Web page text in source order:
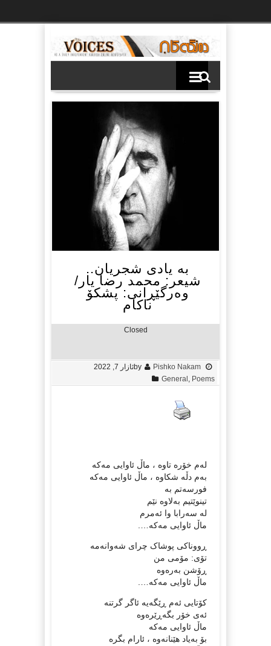
بە یادی شجریان..
شيعر: محمد رضا یار/
وەرگێڕانی: پشکۆ
ناکام
Closed
by Pishko Nakam
ئازار 7, 2022
General Poems
لەم خۆرە تاوە ، ماڵ ئاوایی مەکە
بەم دڵە شکاوە ، ماڵ ئاوایی مەکە
فورسەتم بە
تینوێتیم بەلاوە نێم
لە سەرابا وا ئەمرم
ماڵ ئاوایی مەکە….
ڕووناکی پوشاک چرای شەوانەمە
تۆی: مۆمی من
ڕۆشن بەرەوە
ماڵ ئاوایی مەکە….
كۆتایی ئەم ڕێگەیە ئاگر گرتنە
ئەی خۆر بگەڕێرەوە
ماڵ ئاوایی مەکە
بۆ بەیاد هێنانەوە ، ئارام بگرە